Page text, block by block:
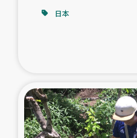
ガザ地区にお
日本